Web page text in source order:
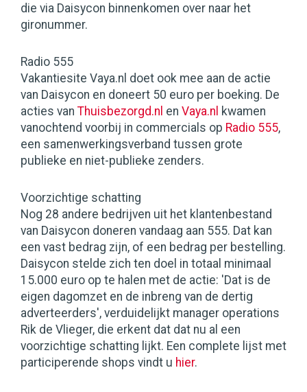
die via Daisycon binnenkomen over naar het
gironummer.
Radio 555
Vakantiesite Vaya.nl doet ook mee aan de actie
van Daisycon en doneert 50 euro per boeking. De
acties van Thuisbezorgd.nl en Vaya.nl kwamen
vanochtend voorbij in commercials op Radio 555,
een samenwerkingsverband tussen grote
publieke en niet-publieke zenders.
Voorzichtige schatting
Nog 28 andere bedrijven uit het klantenbestand
van Daisycon doneren vandaag aan 555. Dat kan
een vast bedrag zijn, of een bedrag per bestelling.
Daisycon stelde zich ten doel in totaal minimaal
15.000 euro op te halen met de actie: 'Dat is de
eigen dagomzet en de inbreng van de dertig
adverteerders', verduidelijkt manager operations
Rik de Vlieger, die erkent dat dat nu al een
voorzichtige schatting lijkt. Een complete lijst met
participerende shops vindt u hier.